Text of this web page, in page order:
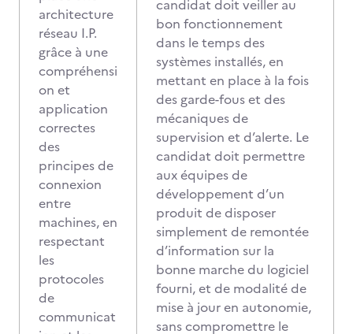
architecture
réseau I.P.
grâce à une
compréhensi
on et
application
correctes
des
principes de
connexion
entre
machines, en
respectant
les
protocoles
de
communicat
candidat doit veiller au
bon fonctionnement
dans le temps des
systèmes installés, en
mettant en place à la fois
des garde-fous et des
mécaniques de
supervision et d’alerte. Le
candidat doit permettre
aux équipes de
développement d’un
produit de disposer
simplement de remontée
d’information sur la
bonne marche du logiciel
fourni, et de modalité de
mise à jour en autonomie,
sans compromettre le